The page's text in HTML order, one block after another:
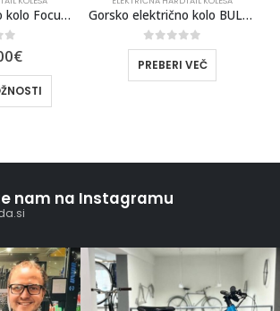
Električno gorsko kolo Focus Jarifa2 6.8 800Wh
5
€
Gorsko električno kolo BULLS Aminga EVA 2 27,5 Wave
0out of 5
PREBERI VEČ
nam na Instagramu